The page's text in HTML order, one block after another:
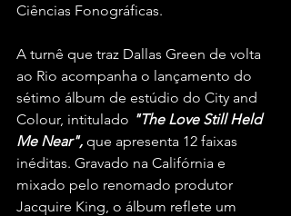
Ciências Fonográficas.
A turnê que traz Dallas Green de volta
ao Rio acompanha o lançamento do
sétimo álbum de estúdio do City and
Colour, intitulado "The Love Still Held
Me Near", que apresenta 12 faixas
inéditas. Gravado na Califórnia e
mixado pelo renomado produtor
Jacquire King, o álbum reflete um